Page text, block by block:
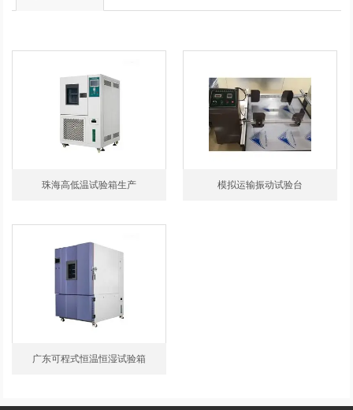
珠海高低温试验箱生产 模拟运输振动试验台
广东可程式恒温恒湿试验箱